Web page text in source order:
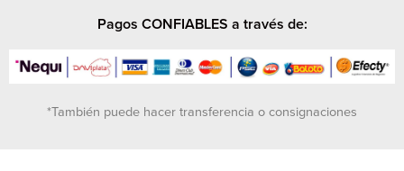
Pagos CONFIABLES a través de:
*También puede hacer transferencia o consignaciones